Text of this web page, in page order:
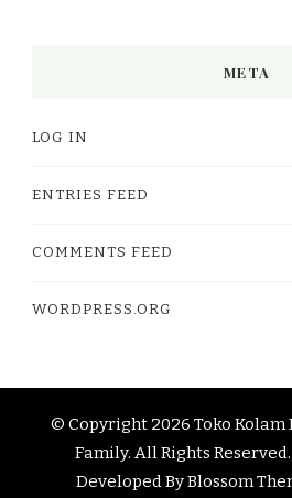
META
LOG IN
ENTRIES FEED
COMMENTS FEED
WORDPRESS.ORG
© Copyright 2026 Toko Kolam
Family. All Rights
Developed ByBlossom